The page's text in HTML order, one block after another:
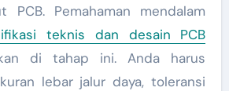
PCB. Pemahaman mendalam
teknis dan desain PCB
di tahap ini. Anda harus
lebar jalur daya, toleransi